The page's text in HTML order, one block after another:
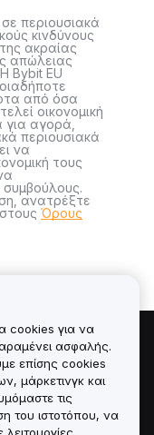
περιουσιακά
κινδύνους
ακραίας
απώλειας
Bybit EU
από όσα
οικονομική
αγορά,
περιουσιακά
να
τους
συμβούλους.
ανατρέξτε
Όρους
cookies για να
ασφαλής.
επίσης cookies
μάρκετινγκ και
τις
του ιστοτόπου, να